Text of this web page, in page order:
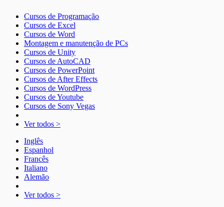
Cursos de Programação
Cursos de Excel
Cursos de Word
Montagem e manutenção de PCs
Cursos de Unity
Cursos de AutoCAD
Cursos de PowerPoint
Cursos de After Effects
Cursos de WordPress
Cursos de Youtube
Cursos de Sony Vegas
Ver todos >
Inglês
Espanhol
Francês
Italiano
Alemão
Ver todos >